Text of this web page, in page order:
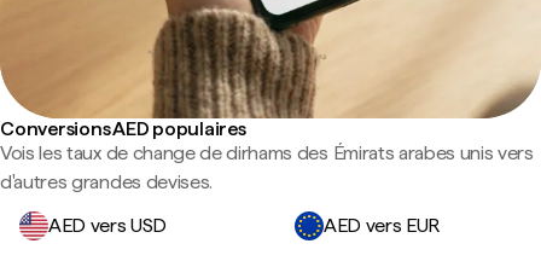
Conversions AED populaires
Vois les taux de change de dirhams des Émirats arabes unis vers
d'autres grandes devises.
AED vers USD
AED vers EUR